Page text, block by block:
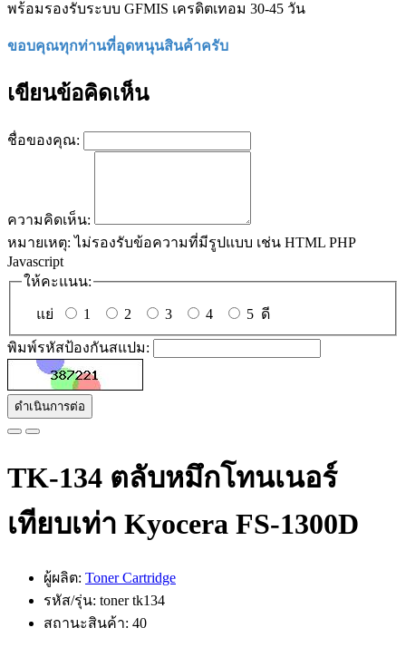
พร้อมรองรับระบบ GFMIS เครดิตเทอม 30-45 วัน
ขอบคุณทุกท่านที่อุดหนุนสินค้าครับ
เขียนข้อคิดเห็น
ชื่อของคุณ:
ความคิดเห็น:
หมายเหตุ: ไม่รองรับข้อความที่มีรูปแบบ เช่น HTML PHP
Javascript
ให้คะแนน:
แย่ 1 2 3 4 5 ดี
พิมพ์รหัสป้องกันสแปม:
ดำเนินการต่อ
TK-134 ตลับหมึกโทนเนอร์
เทียบเท่า Kyocera FS-1300D
ผู้ผลิต: Toner Cartridge
รหัส/รุ่น: toner tk134
สถานะสินค้า: 40